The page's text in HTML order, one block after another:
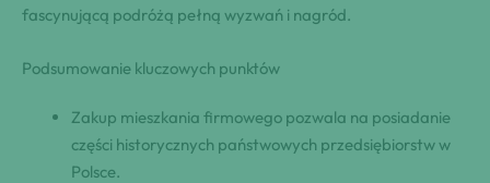
fascynującą podróżą pełną wyzwań i nagród.
Podsumowanie kluczowych punktów
Zakup mieszkania firmowego pozwala na posiadanie
części historycznych państwowych przedsiębiorstw w
Polsce.